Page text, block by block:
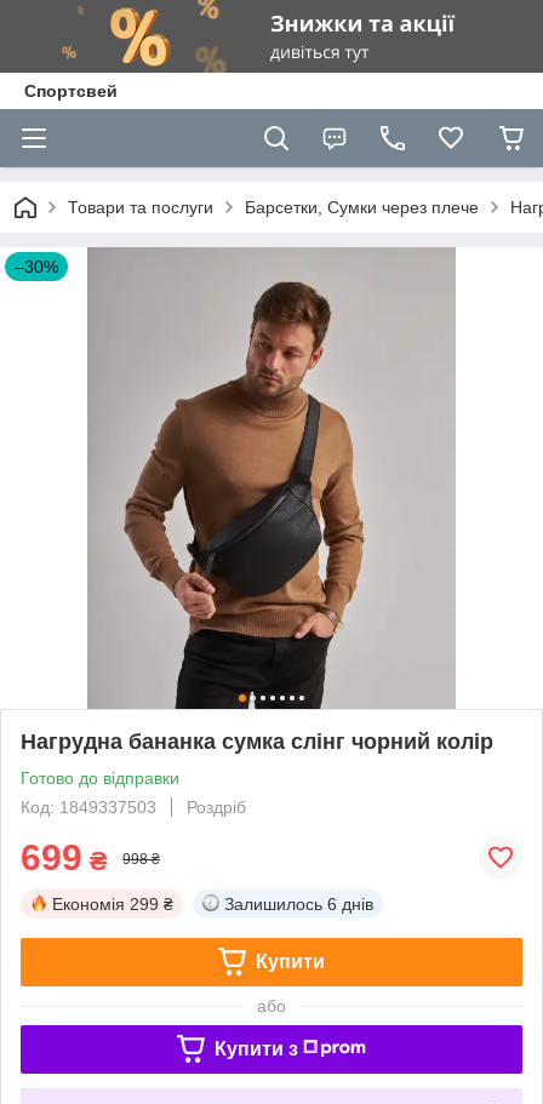
Спортсвей
Товари та послуги Барсетки, Сумки через плече
–30%
Нагрудна бананка сумка слінг чорний колір
Готово до відправки
Код: 1849337503
Роздріб
699 ₴ 998 ₴
Економія 299 ₴ Залишилось 6 днів
Купити
або
Купити з